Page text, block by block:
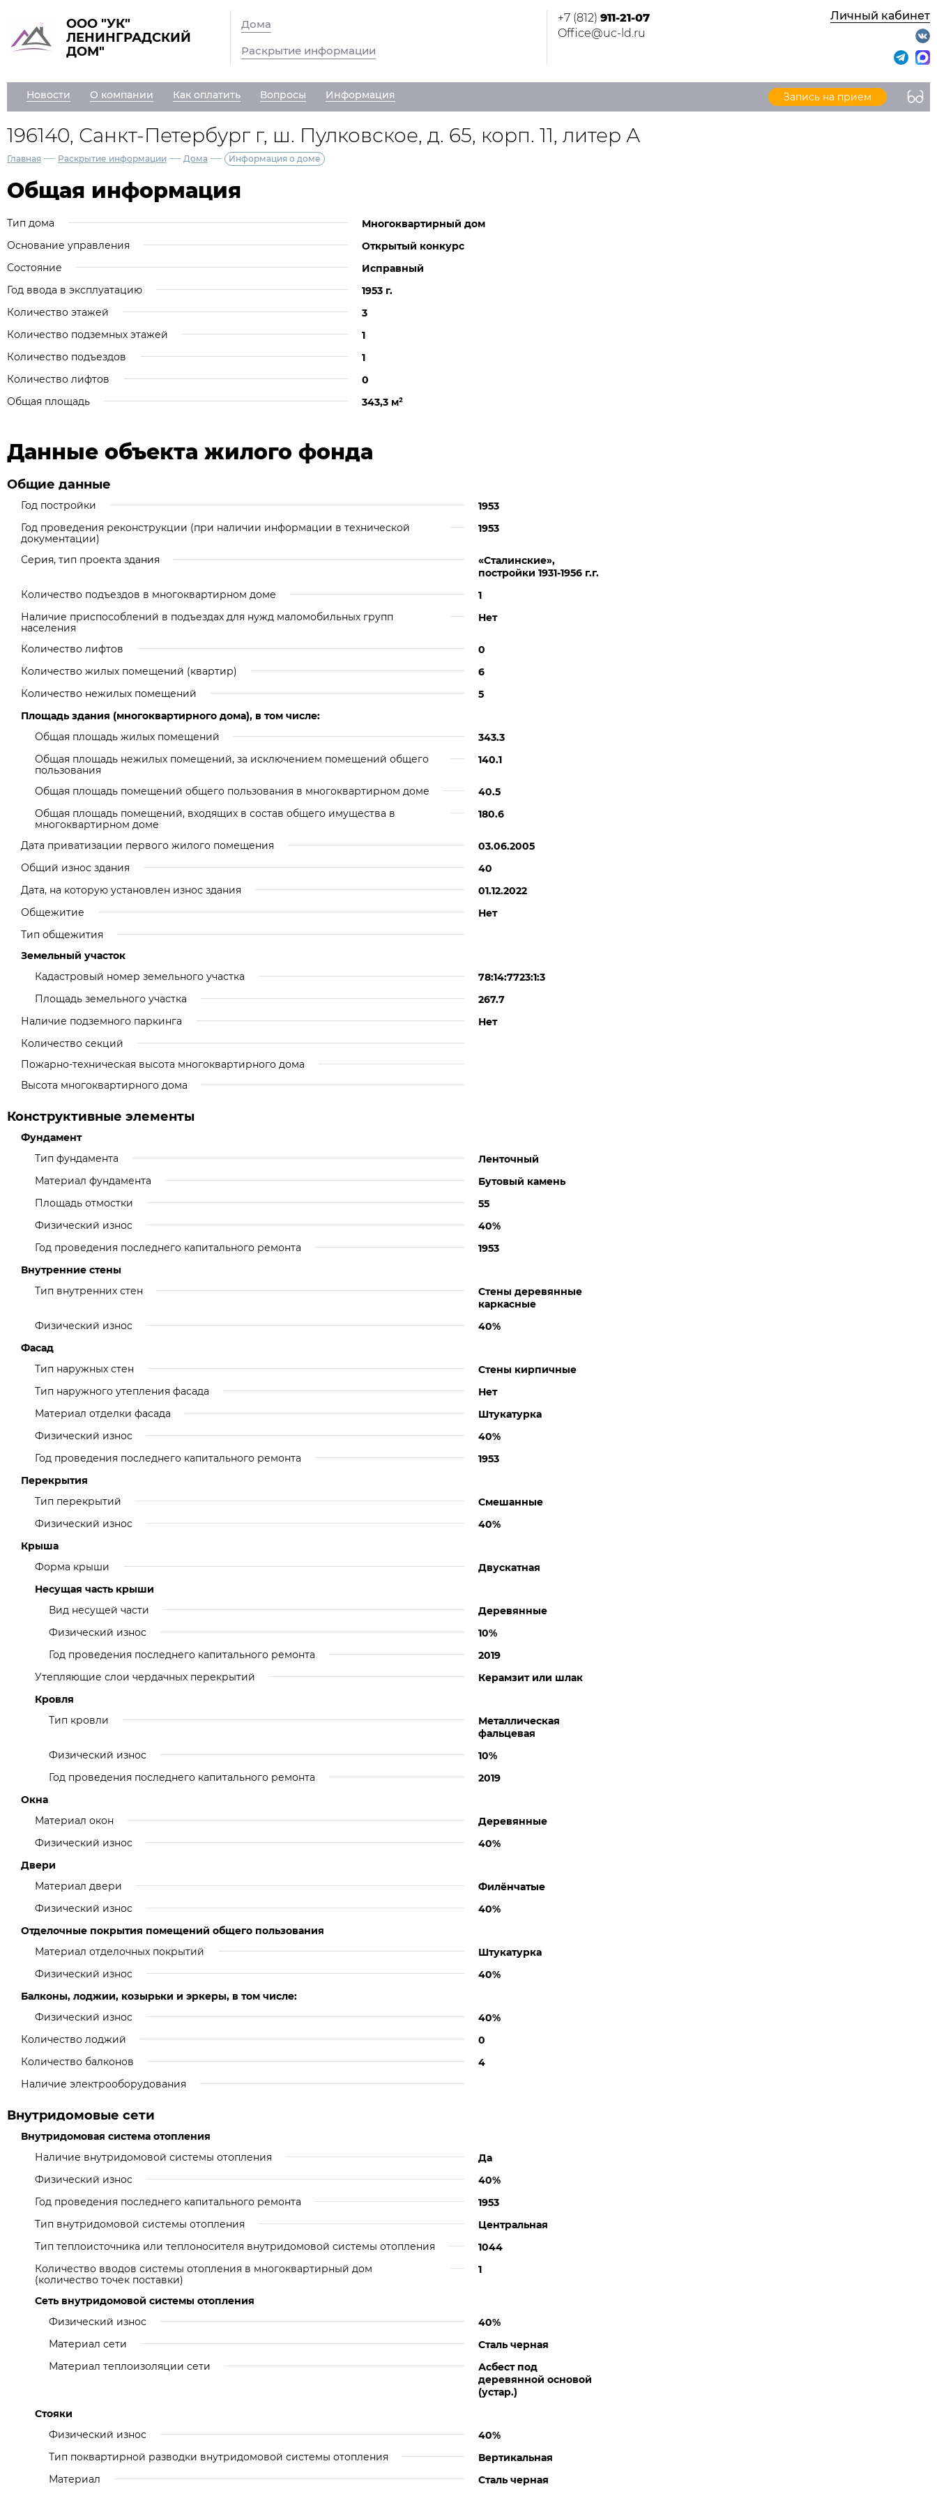
ООО "УК"
ЛЕНИНГРАДСКИЙ
ДОМ"
Дома
Раскрытие информации
+7 (812) 911-21-07
Office@uc-ld.ru
Личный кабинет
Новости О компании Как оплатить Вопросы Информация Запись на прием
196140, Санкт-Петербург г, ш. Пулковское, д. 65, корп. 11, литер А
Главная — Раскрытие информации — Дома — Информация о доме
Общая информация
Тип дома
Многоквартирный дом
Основание управления
Открытый конкурс
Состояние
Исправный
Год ввода в эксплуатацию
1953 г.
Количество этажей
3
Количество подземных этажей
1
Количество подъездов
1
Количество лифтов
0
Общая площадь
343,3 м²
Данные объекта жилого фонда
Общие данные
Год постройки
1953
Год проведения реконструкции (при наличии информации в технической
документации)
1953
Серия, тип проекта здания
«Сталинские»,
постройки 1931-1956 г.г.
Количество подъездов в многоквартирном доме
1
Наличие приспособлений в подъездах для нужд маломобильных групп
населения
Нет
Количество лифтов
0
Количество жилых помещений (квартир)
6
Количество нежилых помещений
5
Площадь здания (многоквартирного дома), в том числе:
Общая площадь жилых помещений
343.3
Общая площадь нежилых помещений, за исключением помещений общего
пользования
140.1
Общая площадь помещений общего пользования в многоквартирном доме
40.5
Общая площадь помещений, входящих в состав общего имущества в
многоквартирном доме
180.6
Дата приватизации первого жилого помещения
03.06.2005
Общий износ здания
40
Дата, на которую установлен износ здания
01.12.2022
Общежитие
Нет
Тип общежития
Земельный участок
Кадастровый номер земельного участка
78:14:7723:1:3
Площадь земельного участка
267.7
Наличие подземного паркинга
Нет
Количество секций
Пожарно-техническая высота многоквартирного дома
Высота многоквартирного дома
Конструктивные элементы
Фундамент
Тип фундамента
Ленточный
Материал фундамента
Бутовый камень
Площадь отмостки
55
Физический износ
40%
Год проведения последнего капитального ремонта
1953
Внутренние стены
Тип внутренних стен
Стены деревянные
каркасные
Физический износ
40%
Фасад
Тип наружных стен
Стены кирпичные
Тип наружного утепления фасада
Нет
Материал отделки фасада
Штукатурка
Физический износ
40%
Год проведения последнего капитального ремонта
1953
Перекрытия
Тип перекрытий
Смешанные
Физический износ
40%
Крыша
Форма крыши
Двускатная
Несущая часть крыши
Вид несущей части
Деревянные
Физический износ
10%
Год проведения последнего капитального ремонта
2019
Утепляющие слои чердачных перекрытий
Керамзит или шлак
Кровля
Тип кровли
Металлическая
фальцевая
Физический износ
10%
Год проведения последнего капитального ремонта
2019
Окна
Материал окон
Деревянные
Физический износ
40%
Двери
Материал двери
Филёнчатые
Физический износ
40%
Отделочные покрытия помещений общего пользования
Материал отделочных покрытий
Штукатурка
Физический износ
40%
Балконы, лоджии, козырьки и эркеры, в том числе:
Физический износ
40%
Количество лоджий
0
Количество балконов
4
Наличие электрооборудования
Внутридомовые сети
Внутридомовая система отопления
Наличие внутридомовой системы отопления
Да
Физический износ
40%
Год проведения последнего капитального ремонта
1953
Тип внутридомовой системы отопления
Центральная
Тип теплоисточника или теплоносителя внутридомовой системы отопления
1044
Количество вводов системы отопления в многоквартирный дом
(количество точек поставки)
1
Сеть внутридомовой системы отопления
Физический износ
40%
Материал сети
Сталь черная
Материал теплоизоляции сети
Асбест под
деревянной основой
(устар.)
Стояки
Физический износ
40%
Тип поквартирной разводки внутридомовой системы отопления
Вертикальная
Материал
Сталь черная